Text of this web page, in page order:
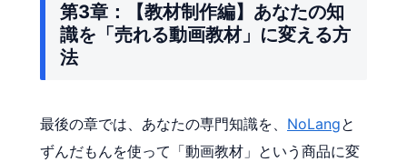
第3章：【教材制作編】あなたの知
識を「売れる動画教材」に変える方
法
最後の章では、あなたの専門知識を、 NoLangと
ずんだもんを使って「動画教材」という商品に変